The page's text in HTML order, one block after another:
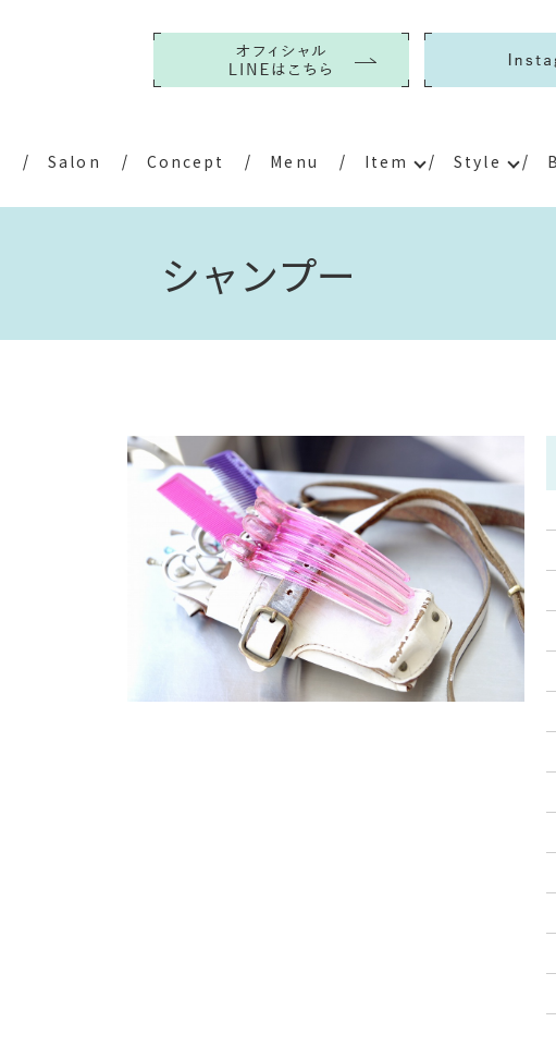
Salon Concept Menu Item Style
シャンプー